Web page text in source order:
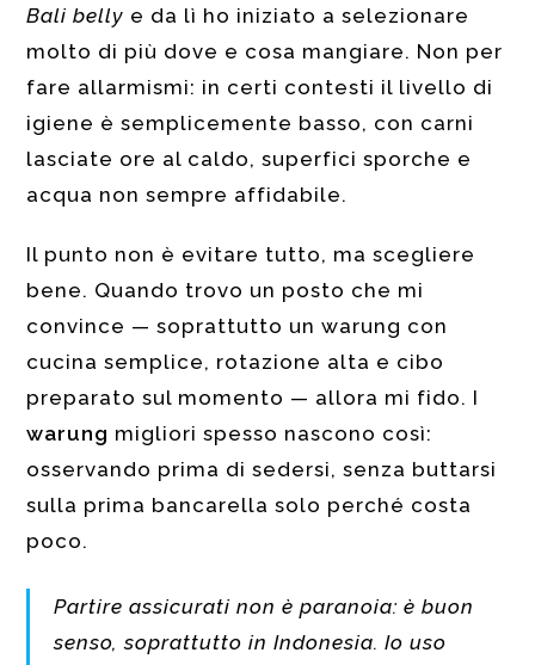
Bali belly e da lì ho iniziato a selezionare
molto di più dove e cosa mangiare. Non per
fare allarmismi: in certi contesti il livello di
igiene è semplicemente basso, con carni
lasciate ore al caldo, superfici sporche e
acqua non sempre affidabile.
Il punto non è evitare tutto, ma scegliere
bene. Quando trovo un posto che mi
convince — soprattutto un warung con
cucina semplice, rotazione alta e cibo
preparato sul momento — allora mi fido. I
warung migliori spesso nascono così:
osservando prima di sedersi, senza buttarsi
sulla prima bancarella solo perché costa
poco.
Partire assicurati non è paranoia: è buon
senso, soprattutto in Indonesia. Io uso